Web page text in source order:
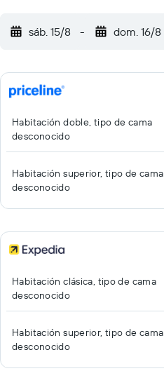
un recargo).
sáb. 15/8 - dom. 16/8
Habitación doble, tipo de cama
desconocido
Habitación superior, tipo de cama
desconocido
Habitación clásica, tipo de cama
desconocido
Habitación superior, tipo de cama
desconocido